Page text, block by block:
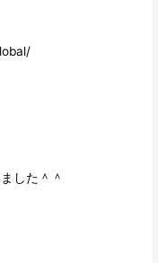
した＾＾